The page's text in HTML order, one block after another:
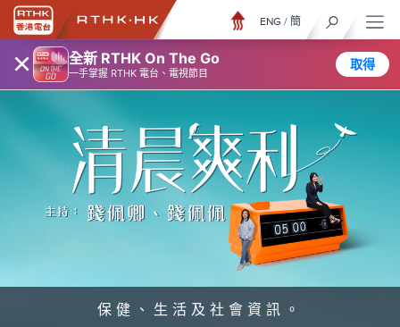
× 全新 RTHK On The Go
一手掌握 RTHK 電台、電視節目
取得
ENG / 簡
保健、生活及社會資訊。